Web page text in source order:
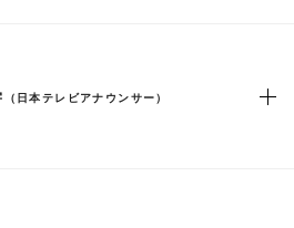
（日本テレビアナウンサー）